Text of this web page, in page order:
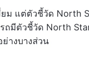
ม แต่ตัวชี้วัด North
ถมีตัวชี้วัด North
างบางส่วน